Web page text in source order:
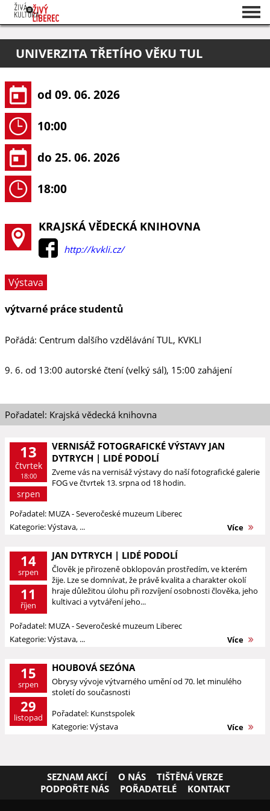
O projektu
Pořadatelé
UNIVERZITA TŘETÍHO VĚKU TUL
od 09. 06. 2026
10:00
do 25. 06. 2026
18:00
KRAJSKÁ VĚDECKÁ KNIHOVNA
http://kvkli.cz/
Výstava
výtvarné práce studentů
Pořádá: Centrum dalšího vzdělávání TUL, KVKLI
9. 6. od 13:00 autorské čtení (velký sál), 15:00 zahájení
Pořadatel: Krajská vědecká knihovna
13
čtvrtek
18:00
srpen
VERNISÁŽ FOTOGRAFICKÉ VÝSTAVY JAN
DYTRYCH | LIDÉ PODOLÍ
Zveme vás na vernisáž výstavy do naší fotografické galerie
FOG ve čtvrtek 13. srpna od 18 hodin.
Pořadatel: MUZA - Severočeské muzeum Liberec
Kategorie: Výstava, ...
Více
14
srpen
11
říjen
JAN DYTRYCH | LIDÉ PODOLÍ
Člověk je přirozeně obklopován prostředím, ve kterém
žije. Lze se domnívat, že právě kvalita a charakter okolí
hraje důležitou úlohu při rozvíjení osobnosti člověka, jeho
kultivaci a vytváření jeho...
Pořadatel: MUZA - Severočeské muzeum Liberec
Kategorie: Výstava, ...
Více
15
srpen
29
listopad
HOUBOVÁ SEZÓNA
Obrysy vývoje výtvarného umění od 70. let minulého
století do současnosti
Pořadatel: Kunstspolek
Kategorie: Výstava
Více
SEZNAM AKCÍ O NÁS
TIŠTĚNÁ VERZE
PODPOŘTE NÁS
POŘADATELÉ KONTAKT